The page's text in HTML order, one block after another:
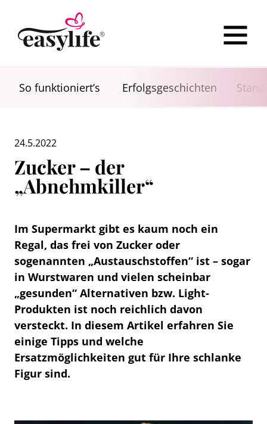
So funktioniert’s Erfolgsgeschichten
24.5.2022
Zucker – der
„Abnehmkiller“
Im Supermarkt gibt es kaum noch ein
Regal, das frei von Zucker oder
sogenannten „Austauschstoffen“ ist – sogar
in Wurstwaren und vielen scheinbar
„gesunden“ Alternativen bzw. Light-
Produkten ist noch reichlich davon
versteckt. In diesem Artikel erfahren Sie
einige Tipps und welche
Ersatzmöglichkeiten gut für Ihre schlanke
Figur sind.